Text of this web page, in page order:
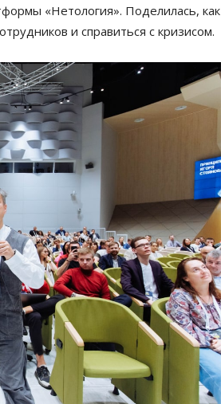
«Нетология». Поделилась, как
и справиться с кризисом.